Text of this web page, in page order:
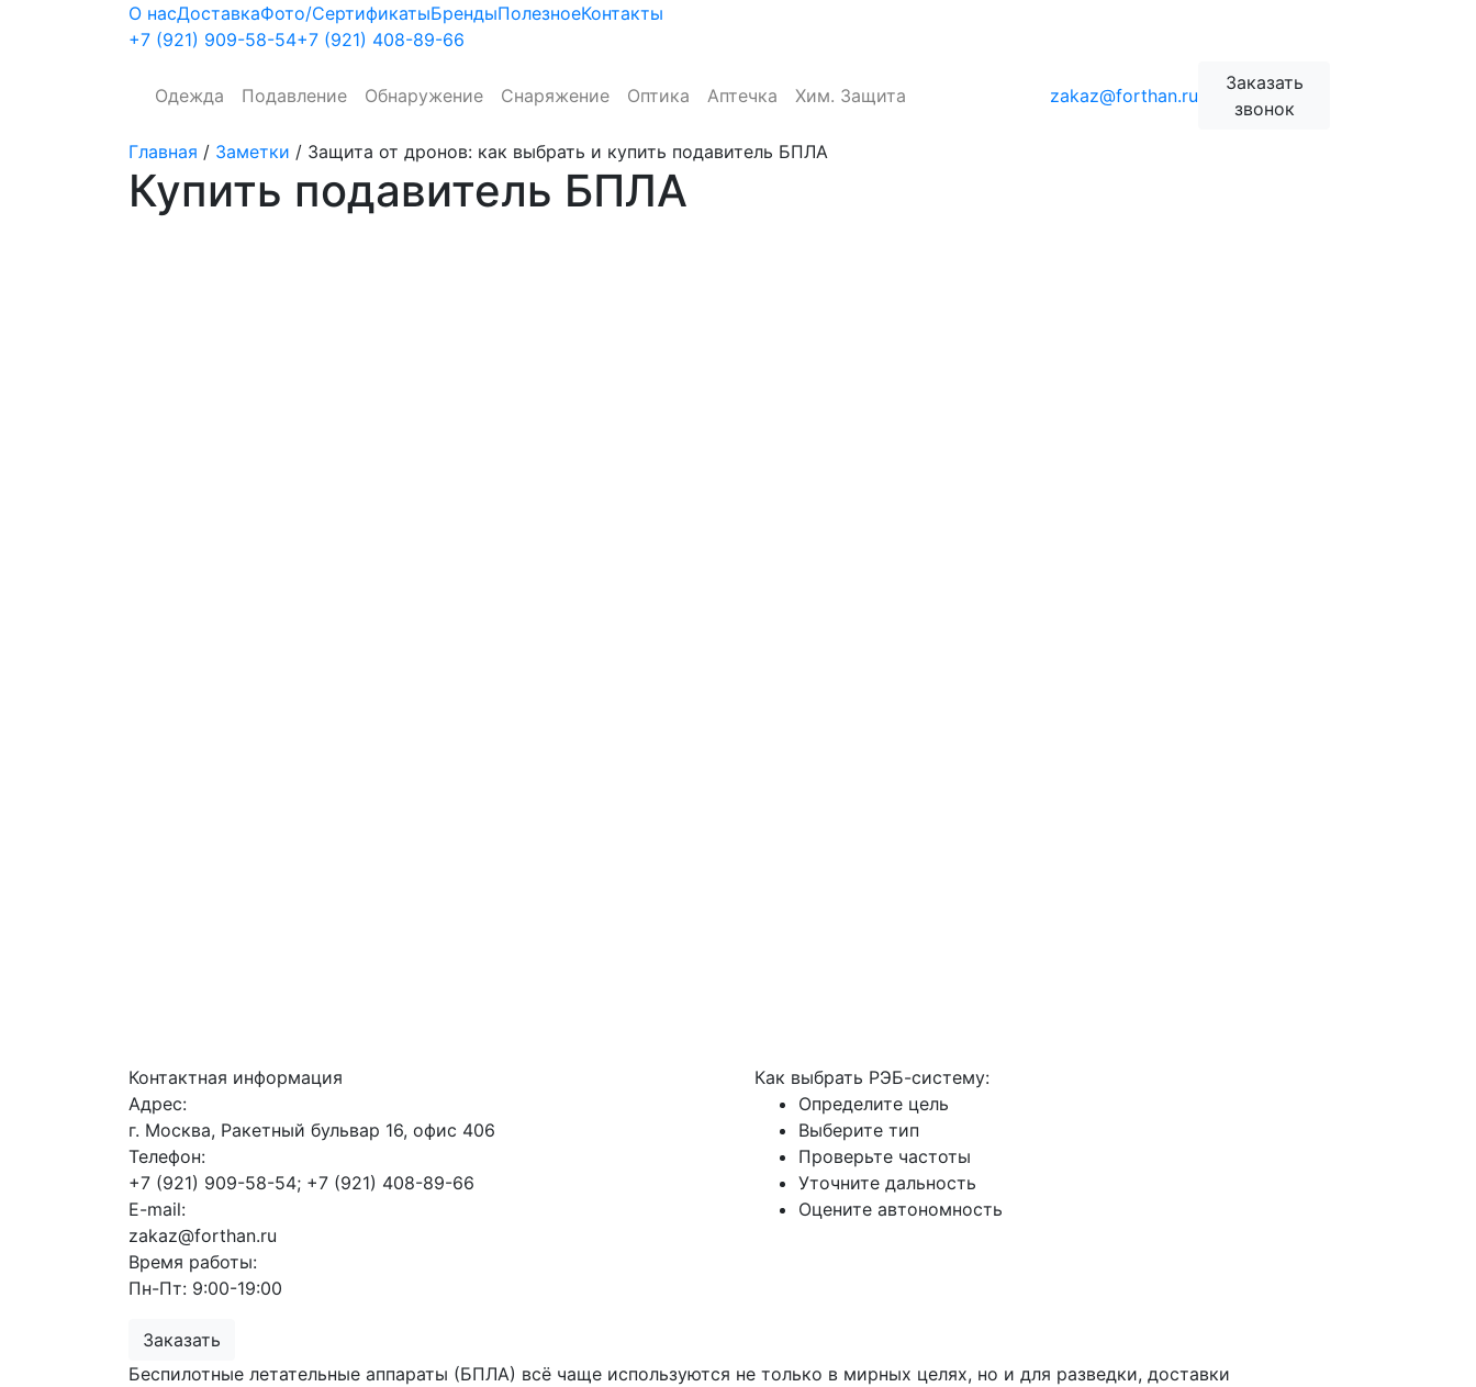
О насДоставкаФото/СертификатыБрендыПолезноеКонтакты
+7 (921) 909-58-54+7 (921) 408-89-66
Одежда Подавление Обнаружение Снаряжение Оптика Аптечка Хим. Защита zakaz@forthan.ru
Заказать
звонок
Главная / Заметки / Защита от дронов: как выбрать и купить подавитель БПЛА
Купить подавитель БПЛА
Контактная информация
Адрес:
г. Москва, Ракетный бульвар 16, офис 406
Телефон:
+7 (921) 909-58-54; +7 (921) 408-89-66
E-mail:
zakaz@forthan.ru
Время работы:
Пн-Пт: 9:00-19:00
Заказать
Как выбрать РЭБ-систему:
Определите цель
Выберите тип
Проверьте частоты
Уточните дальность
Оцените автономность
Беспилотные летательные аппараты (БПЛА) всё чаще используются не только в мирных целях, но и для разведки, доставки